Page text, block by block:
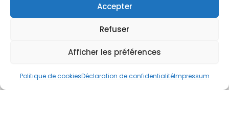
Accepter
Refuser
Afficher les préférences
Politique de cookiesDéclaration de confidentialitéImpressum
cboukris@habitat-social.com